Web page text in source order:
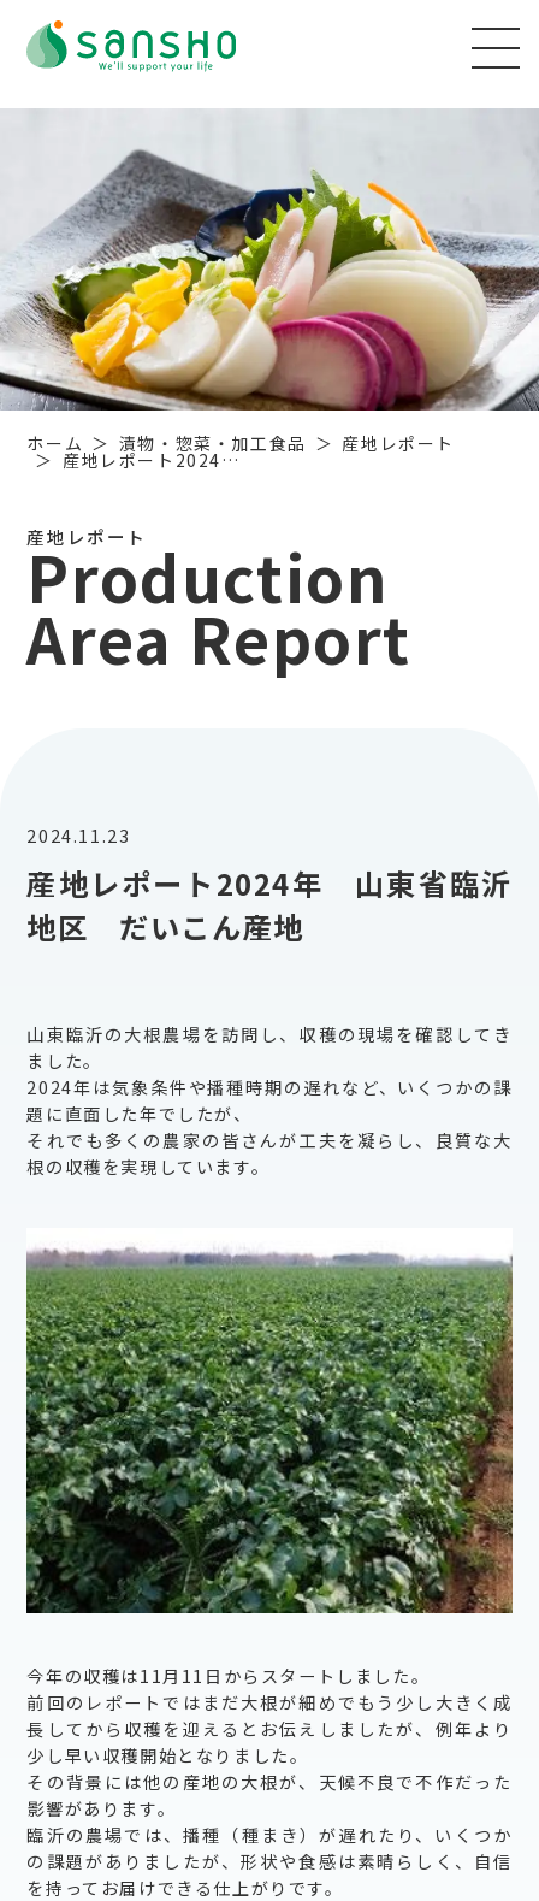
ホーム 漬物・惣菜・加工食品 産地レポート
産地レポート2024…
産地レポート
Production
Area Report
2024.11.23
産地レポート2024年 山東省臨沂
地区 だいこん産地
山東臨沂の大根農場を訪問し、収穫の現場を確認してき
ました。
2024年は気象条件や播種時期の遅れなど、いくつかの課
題に直面した年でしたが、
それでも多くの農家の皆さんが工夫を凝らし、良質な大
根の収穫を実現しています。
今年の収穫は11月11日からスタートしました。
前回のレポートではまだ大根が細めでもう少し大きく成
長してから収穫を迎えるとお伝えしましたが、例年より
少し早い収穫開始となりました。
その背景には他の産地の大根が、天候不良で不作だった
影響があります。
臨沂の農場では、播種（種まき）が遅れたり、いくつか
の課題がありましたが、形状や食感は素晴らしく、自信
を持ってお届けできる仕上がりです。